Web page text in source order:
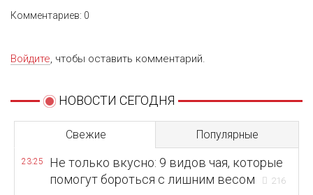
Комментариев: 0
Войдите, чтобы оставить комментарий.
НОВОСТИ СЕГОДНЯ
Свежие Популярные
23:25
Не только вкусно: 9 видов чая, которые
помогут бороться с лишним весом
216